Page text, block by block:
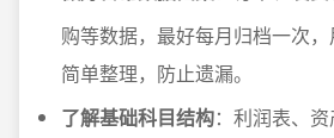
购等数据，最好每月归档一次
简单整理，防止遗漏。
了解基础科目结构：利润表、